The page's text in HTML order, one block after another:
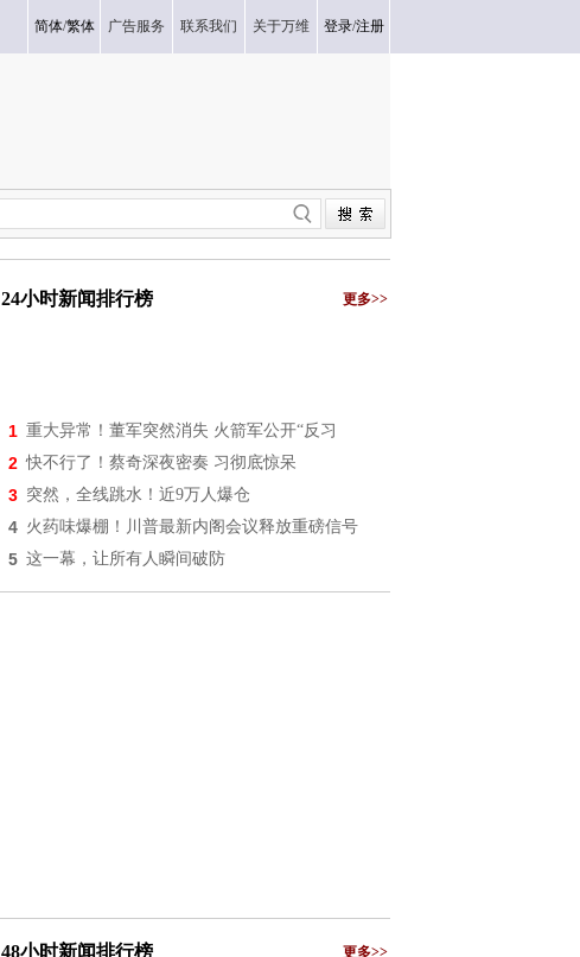
简体/繁体 广告服务 联系我们 关于万维 登录/注册
24小时新闻排行榜 更多>>
1 重大异常！董军突然消失 火箭军公开“反习
2 快不行了！蔡奇深夜密奏 习彻底惊呆
3 突然，全线跳水！近9万人爆仓
4 火药味爆棚！川普最新内阁会议释放重磅信号
5 这一幕，让所有人瞬间破防
48小时新闻排行榜 更多>>